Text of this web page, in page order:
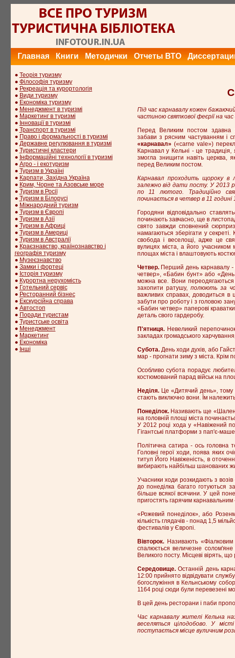
Главная Книги Методички Отчеты ВТО
● Теорія туризму
● Філософія туризму
● Рекреація та курортологія
● Види туризму
● Економіка туризму
● Менеджмент в туризмі
● Маркетинг в туризмі
● Інновації в туризмі
● Транспорт в туризмі
● Право і формальності в туризмі
● Державне регулювання в туризмі
● Туристичні кластери
● Інформаційні технології в туризмі
● Агро - і екотуризм
● Туризм в Україні
● Карпати, Західна Україна
● Крим, Чорне та Азовське море
● Туризм в Росії
● Туризм в Білорусі
● Міжнародний туризм
● Туризм в Європі
● Туризм в Азії
● Туризм в Африці
● Туризм в Америці
● Туризм в Австралії
● Краєзнавство, країнознавство і
географія туризму
● Музеєзнавство
● Замки і фортеці
● Історія туризму
● Курортна нерухомість
● Готельний сервіс
● Ресторанний бізнес
● Екскурсійна справа
● Автостоп
● Поради туристам
● Туристське освіта
● Менеджмент
● Маркетинг
● Економіка
● Інші
Під час карнавалу кожен
частиною святкової феєрії на час
Перед Великим постом здавна
забави з рясним частуванням і
«карнавал» («carne vale»)
Карнавал у Кельні - це традиція,
змогла знищити навіть церква,
перед Великим постом.
Карнавал проходить щороку в
залежно від дати посту. У 2013
по 11 лютого. Традиційно
починається в четвер в 11 годині
Городяни відповідально
починають завчасно, ще в
свято завжди сповнений
намагаються зберігати у
свобода і веселощі, адже це
вулицях міста, а його
площах міста і влаштовують
Четвер.Перший день карнавалу -
четвер», «Бабин бунт» або
можна все. Вони переодягаються
захопити ратушу, полюють за
важливих справах, доводиться
забути про роботу і з головою
«Бабин четвер» паперові
деталь свого гардеробу.
П'ятниця.Невеликий перепочинок
закладах громадського
Субота.День ходи духів, або
мар - прогнати зиму з міста. Крім
Особливо субота порадує
костюмований парад військ на
Неділя.Це «Дитячий день», тому
стають виключно вони. Їм
Понеділок.Називають ще
на головній площі міста
У 2012 році хода у «Навіжений
Гігантські платформи з пап'є-
Політична сатира - ось головна
Головні герої ходи, поява яких
титул Його Навіженість, в
вибирають найбільш шанованих
Учасники ходи розкидають з
до понеділка багато готуються
більше всякої всячини. У цей
пригостять гарячим
«Рожевий понеділок», або
кількість глядачів - понад 1,5
фестивалів у Європі.
Вівторок.Називають «Фіалковим
спалюється величезне солом'яне
Великого посту. Місцеві вірять,
Середовище.Останній день
12:00 прийнято відвідувати
богослужіння в Кельнському
1164 році сюди були перевезені
В цей день ресторани і паби
Час карнавалу жителі Кельна
веселяться цілодобово. У
поступається місце вуличним